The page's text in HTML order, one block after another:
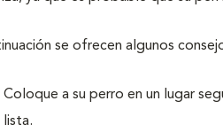
se ofrecen algunos
Coloque a su perro en un lugar
lista.